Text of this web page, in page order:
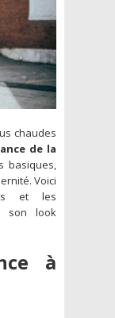
chaudes
de la
basiques,
Voici
et les
son look
à